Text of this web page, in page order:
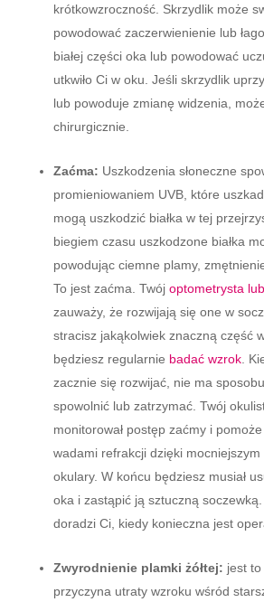
krótkowzroczność. Skrzydlik może
powodować zaczerwienienie lub
białej części oka lub powodować
utkwiło Ci w oku. Jeśli skrzydlik
lub powoduje zmianę widzenia,
chirurgicznie.
Zaćma: Uszkodzenia słoneczne
promieniowaniem UVB, które
mogą uszkodzić białka w tej
biegiem czasu uszkodzone białka
powodując ciemne plamy,
To jest zaćma. Twój optometrysta
zauważy, że rozwijają się one w
stracisz jakąkolwiek znaczną część
będziesz regularnie badać wzrok.
zacznie się rozwijać, nie ma
spowolnić lub zatrzymać. Twój
monitorował postęp zaćmy i
wadami refrakcji dzięki
okulary. W końcu będziesz musiał
oka i zastąpić ją sztuczną
doradzi Ci, kiedy konieczna jest
Zwyrodnienie plamki żółtej: jest to
przyczyna utraty wzroku wśród